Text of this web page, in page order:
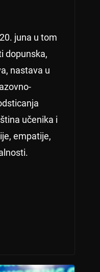
juna u tom
dopunska,
nastava u
učenika i
empatije,